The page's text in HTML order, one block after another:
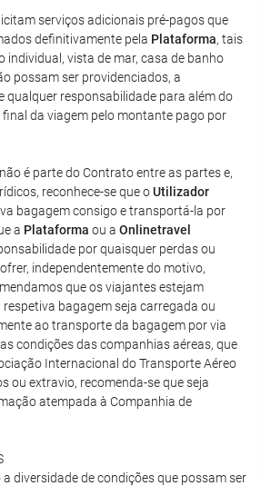
serviços adicionais pré-pagos que
definitivamente pela Plataforma, tais
individual, vista de mar, casa de banho
possam ser providenciados, a
qualquer responsabilidade para além do
da viagem pelo montante pago por
é parte do Contrato entre as partes e,
reconhece-se que oUtilizador
bagagem consigo e transportá-la por
a Plataforma ou a Onlinetravel
por quaisquer perdas ou
independentemente do motivo,
que os viajantes estejam
respetiva bagagem seja carregada ou
ao transporte da bagagem por via
condições das companhias aéreas, que
Internacional do Transporte Aéreo
ou extravio, recomenda-se que seja
atempada à Companhia de
diversidade de condições que possam ser